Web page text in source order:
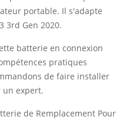
portable. Il s'adapte
3rd Gen 2020.
batterie en connexion
pratiques
de faire installer
un expert.
de Remplacement Pour